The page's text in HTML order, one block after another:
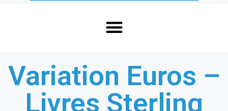
Variation Euros –
Livres Sterling